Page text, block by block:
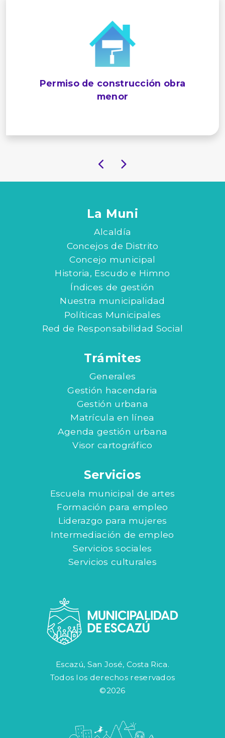
Permiso de construcción obra
menor
La Muni
Alcaldía
Concejos de Distrito
Concejo municipal
Historia, Escudo e Himno
Índices de gestión
Nuestra municipalidad
Políticas Municipales
Red de Responsabilidad Social
Trámites
Generales
Gestión hacendaria
Gestión urbana
Matrícula en línea
Agenda gestión urbana
Visor cartográfico
Servicios
Escuela municipal de artes
Formación para empleo
Liderazgo para mujeres
Intermediación de empleo
Servicios sociales
Servicios culturales
Escazú, San José, Costa Rica.
Todos los derechos reservados
©2026